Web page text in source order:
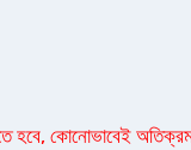
হবে, কোনোভাবেই অতিক্রম